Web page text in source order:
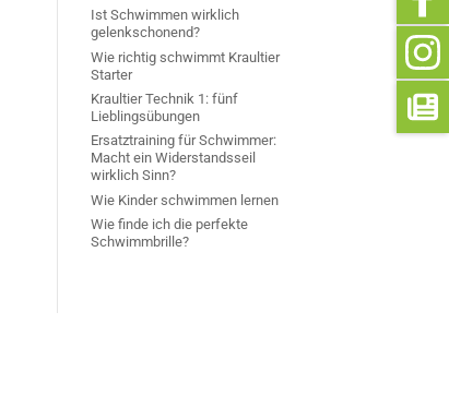
Ist Schwimmen wirklich
gelenkschonend?
Wie richtig schwimmt Kraultier
Starter
Kraultier Technik 1: fünf
Lieblingsübungen
Ersatztraining für Schwimmer:
Macht ein Widerstandsseil
wirklich Sinn?
Wie Kinder schwimmen lernen
Wie finde ich die perfekte
Schwimmbrille?